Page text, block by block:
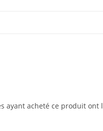
ayant acheté ce produit